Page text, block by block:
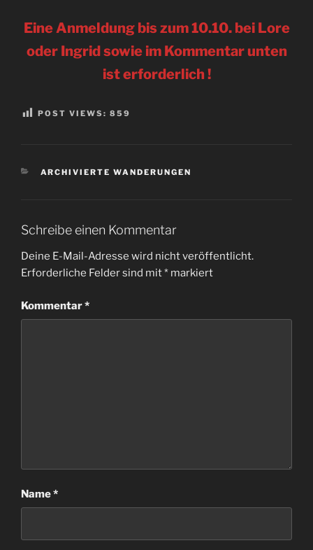
Eine Anmeldung bis zum 10.10. bei Lore
oder Ingrid sowie im Kommentar unten
ist erforderlich !
POST VIEWS: 859
KATEGORIEN
ARCHIVIERTE WANDERUNGEN
Schreibe einen Kommentar
Deine E-Mail-Adresse wird nicht veröffentlicht.
Erforderliche Felder sind mit* markiert
Kommentar*
Name*